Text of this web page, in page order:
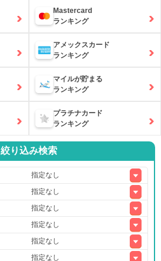
Mastercard
ランキング
アメックスカード
ランキング
マイルが貯まる
ランキング
プラチナカード
ランキング
絞り込み検索